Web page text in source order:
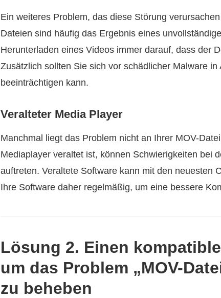
Ein weiteres Problem, das diese Störung
Dateien sind häufig das Ergebnis eines
Herunterladen eines Videos immer darauf, dass der
Zusätzlich sollten Sie sich vor schädlicher Malware
beeinträchtigen kann.
Veralteter Media Player
Manchmal liegt das Problem nicht an Ihrer MOV-
Mediaplayer veraltet ist, können Schwierigkeiten bei
auftreten. Veraltete Software kann mit den neuesten
Ihre Software daher regelmäßig, um eine bessere
Lösung 2. Einen
um das Problem „MOV-
zu beheben